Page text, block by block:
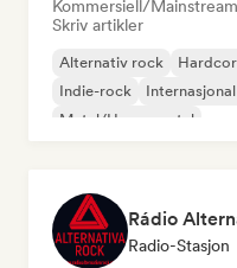
Kommersiell/Mainstream
Skriv artikler
Alternativ rock
Indie-rock
Metal/Heavy metal
Rádio
Radio-Stasjon